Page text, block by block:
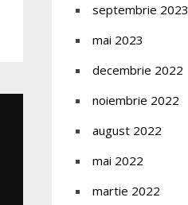
septembrie 2023
mai 2023
decembrie 2022
noiembrie 2022
august 2022
mai 2022
martie 2022